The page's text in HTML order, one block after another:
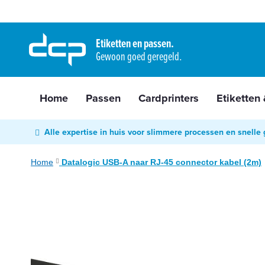
naar
de
inhoud
Etiketten en passen.
Gewoon goed geregeld.
Passen
Cardprinters
&
Readers
&
Home Passen Cardprinters Etiketten
Alle expertise in huis voor slimmere processen en snelle
Home Datalogic USB-A naar RJ-45 connector kabel (2m)
afbeeldingen-